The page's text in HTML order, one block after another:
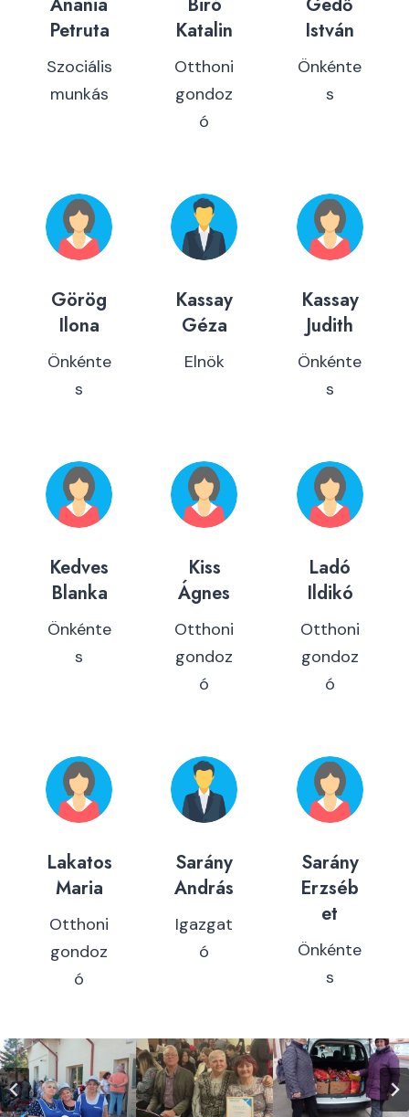
Anania
Petruta
Szociális
munkás
Biró
Katalin
Otthoni
gondoz
ó
Gedő
István
Önkénte
s
Görög
Ilona
Önkénte
s
Kassay
Géza
Elnök
Kassay
Judith
Önkénte
s
Kedves
Blanka
Önkénte
s
Kiss
Ágnes
Otthoni
gondoz
ó
Ladó
Ildikó
Otthoni
gondoz
ó
Lakatos
Maria
Otthoni
gondoz
ó
Sarány
András
Igazgat
ó
Sarány
Erzséb
et
Önkénte
s